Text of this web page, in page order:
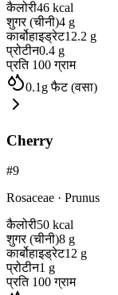
कैलोरी46 kcal
शुगर (चीनी)4 g
कार्बोहाइड्रेट12.2 g
प्रोटीन0.4 g
प्रति 100 ग्राम
0.1 gफैट (वसा)
Cherry
#9
Rosaceae · Prunus
कैलोरी50 kcal
शुगर (चीनी)8 g
कार्बोहाइड्रेट12 g
प्रोटीन1 g
प्रति 100 ग्राम